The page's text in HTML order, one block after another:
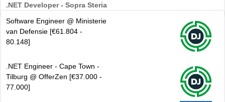
.NET Developer - Sopra Steria
Software Engineer @ Ministerie
van Defensie [€61.804 -
80.148]
.NET Engineer - Cape Town -
Tilburg @ OfferZen [€37.000 -
77.000]